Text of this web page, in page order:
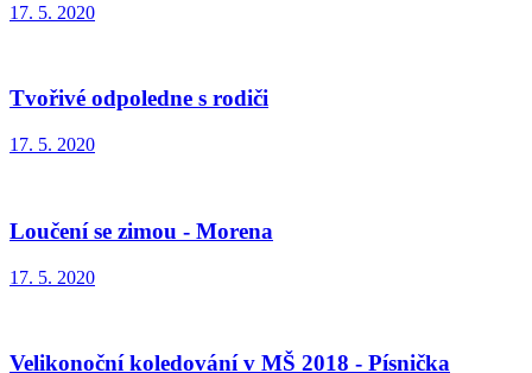
17. 5. 2020
Tvořivé odpoledne s rodiči
17. 5. 2020
Loučení se zimou - Morena
17. 5. 2020
Velikonoční koledování v MŠ 2018 - Písnička